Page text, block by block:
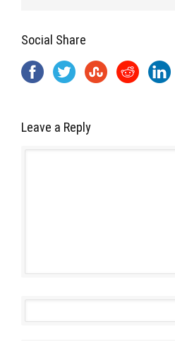
Social Share
Leave a Reply